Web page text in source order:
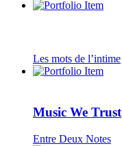
Les mots de l’intime
Music We Trust
Entre Deux Notes